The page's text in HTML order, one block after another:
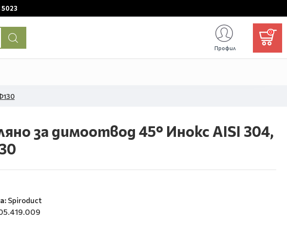
5023
Профил
0
за димоотвод 45° Инокс AISI 304,
Spiroduct